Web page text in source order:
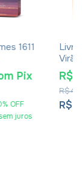
1611
% OFF
Pix
juros